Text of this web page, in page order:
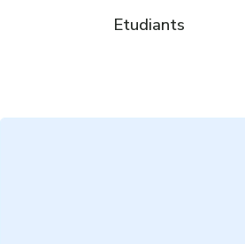
Etudiants